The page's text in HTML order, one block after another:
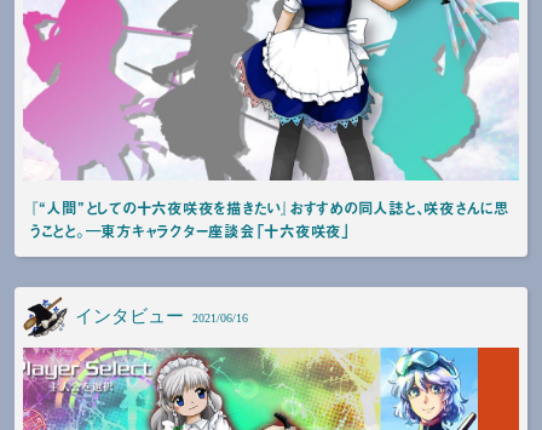
『“人間”としての十六夜咲夜を描きたい』おすすめの同人誌と、咲夜さんに思
うことと。―東方キャラクター座談会「十六夜咲夜」
インタビュー 2021/06/16